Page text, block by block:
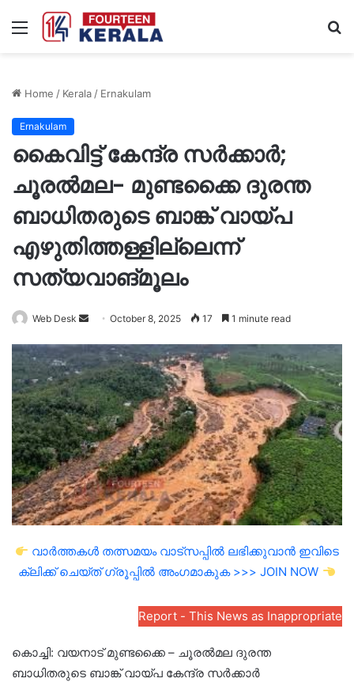
Menu
Home / Kerala/ Ernakulam
Ernakulam
കൈവിട്ട് കേന്ദ്ര സർക്കാർ;
ചൂരൽമല- മുണ്ടക്കൈ ദുരന്ത
ബാധിതരുടെ ബാങ്ക് വായ്പ
എഴുതിത്തള്ളില്ലെന്ന്
സത്യവാങ്മൂലം
Web Desk
Send
email
October 8, 2025 17 1 minute read
വാർത്തകൾ തത്സമയം വാട്സപ്പിൽ ലഭിക്കുവാൻ ഇവിടെ
ക്ലിക്ക് ചെയ്ത് ഗ്രൂപ്പിൽ അംഗമാകുക >>> JOIN NOW
Report - This News as Inappropriate
കൊച്ചി: വയനാട് മുണ്ടക്കൈ – ചൂരൽമല ദുരന്ത
ബാധിതരുടെ ബാങ്ക് വായ്പ കേന്ദ്ര സർക്കാർ